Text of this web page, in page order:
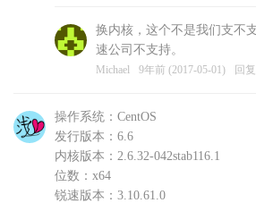
换内核，这个不是我们支不
速公司不支持。
Michael 9年前 (2017-05-01) 回复
操作系统：CentOS
发行版本：6.6
内核版本：2.6.32-042stab116.1
位数：x64
锐速版本：3.10.61.0